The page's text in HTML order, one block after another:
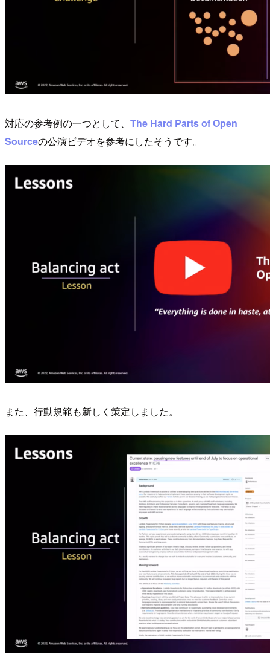
対応の参考例の一つとして、 The Hard Parts of Open
Sourceの公演ビデオを参考にしたそうです。
また、行動規範も新しく策定しました。